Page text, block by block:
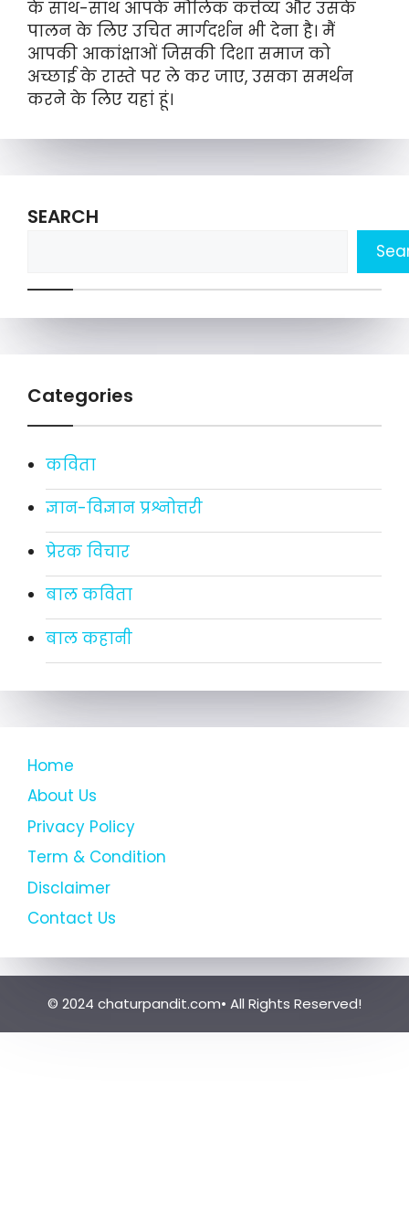
के साथ-साथ आपके मौलिक कर्त्तव्य और उसके
पालन के लिए उचित मार्गदर्शन भी देना है। मैं
आपकी आकांक्षाओं जिसकी दिशा समाज को
अच्छाई के रास्ते पर ले कर जाए, उसका समर्थन
करने के लिए यहां हूं।
SEARCH
Categories
कविता
ज्ञान-विज्ञान प्रश्नोत्तरी
प्रेरक विचार
बाल कविता
बाल कहानी
Home
About Us
Privacy Policy
Term & Condition
Disclaimer
Contact Us
© 2024 chaturpandit.com• All Rights Reserved!